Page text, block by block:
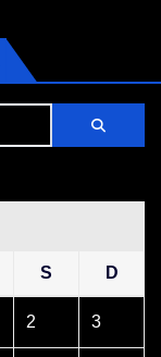
S D
2 3